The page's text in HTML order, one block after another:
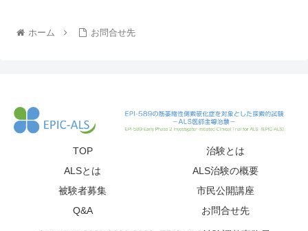
ホーム お問合せ先
TOP
治験とは
ALSとは
ALS治験の概要
被験者募集
市民公開講座
Q&A
お問合せ先